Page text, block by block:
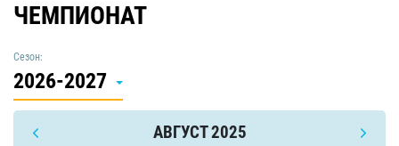
ЧЕМПИОНАТ
Сезон:
2026-2027
АВГУСТ 2025